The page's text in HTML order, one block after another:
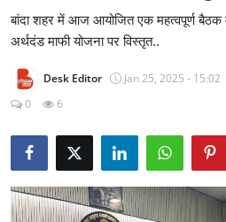
प्रमुख ख़बर
राज्य
बुन्देलखण्ड
वीडियो
बांदा शहर में आज आयोजित एक महत्वपूर्ण बैठक
अर्थदंड माफी योजना पर विस्तृत..
Desk Editor Jan 25, 2025 - 15:02
0
6